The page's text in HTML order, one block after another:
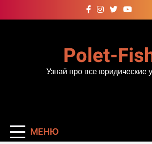
к
Polet-
Узнай про все юридические
МЕНЮ